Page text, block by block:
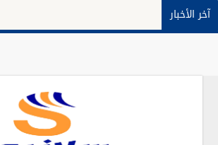
آخر الأخبار